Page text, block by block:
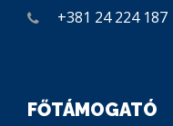
+381 24 224 187
FŐTÁMOGATÓ